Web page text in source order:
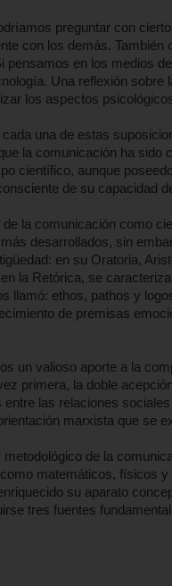
preguntar con
con los demás.
pensamos en los medios
Una reflexión
los aspectos
una de estas
la comunicación ha sido
científico, aunque
de su capacidad
la comunicación como
desarrollados, sin
en su Oratoria,
la Retórica, se
llamó: ethos, pathos y
de premisas
un valioso aporte a la
primera, la doble
las relaciones
marxista que se
de la
matemáticos, físicos
su aparato
tres fuentes